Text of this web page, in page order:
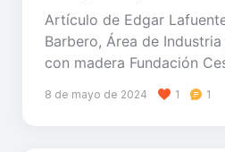
Artículo de Edgar
Barbero, Área de
con madera Fundación
8 de mayo de 2024 1 1